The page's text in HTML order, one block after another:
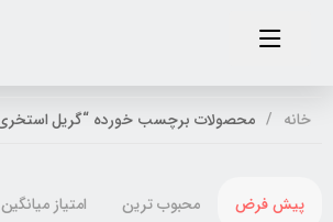
خانه محصولات برچسب خورده “گریل استخری 14”
پیش فرض محبوب ترین امتیاز میانگین